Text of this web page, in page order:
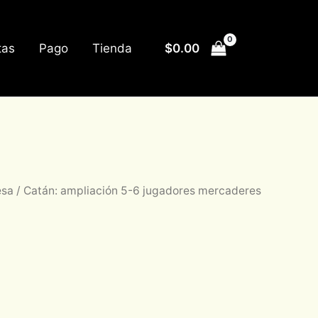
Pago Tienda $0.00
/ Catán: ampliación 5-6 jugadores mercaderes